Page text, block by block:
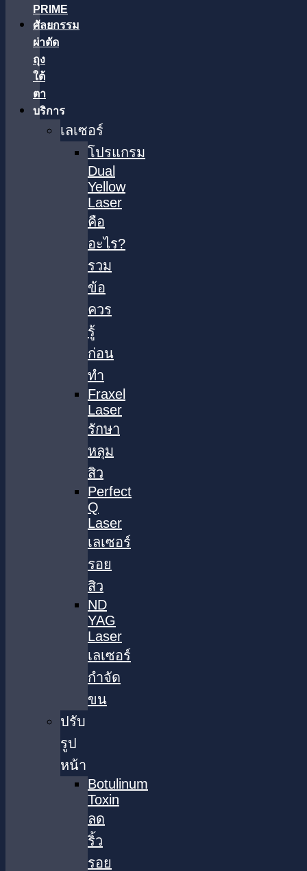
PRIME
ศัลยกรรม
ผ่าตัด
ถุง
ใต้
ตา
บริการ
เลเซอร์
โปรแกรม
Dual
Yellow
Laser
คือ
อะไร?
รวม
ข้อ
ควร
รู้
ก่อน
ทำ
Fraxel
Laser
รักษา
หลุม
สิว
Perfect
Q
Laser
เลเซอร์
รอย
สิว
ND
YAG
Laser
เลเซอร์
กำจัด
ขน
ปรับ
รูป
หน้า
Botulinum
Toxin
ลด
ริ้ว
รอย